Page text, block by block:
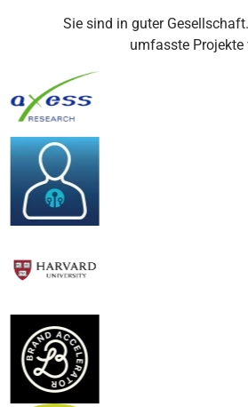
Sie sind in guter
umfasste Projekte